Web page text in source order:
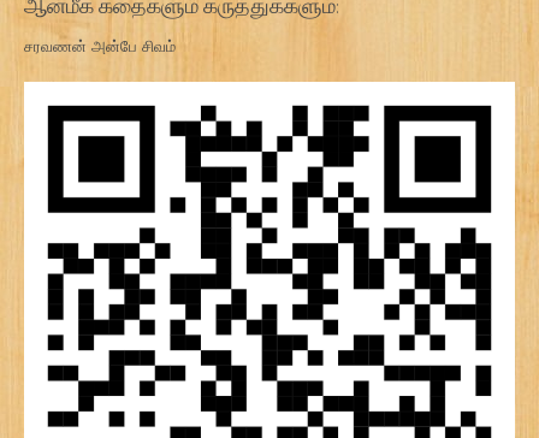
சரவணன் அன்பே சிவம்